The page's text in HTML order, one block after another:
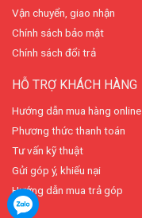
Vận chuyển, giao nhận
Chính sách bảo mật
Chính sách đổi trả
HỖ TRỢ KHÁCH HÀNG
Hướng dẫn mua hàng online
Phương thức thanh toán
Tư vấn kỹ thuật
Gửi góp ý, khiếu nại
Hướng dẫn mua trả góp